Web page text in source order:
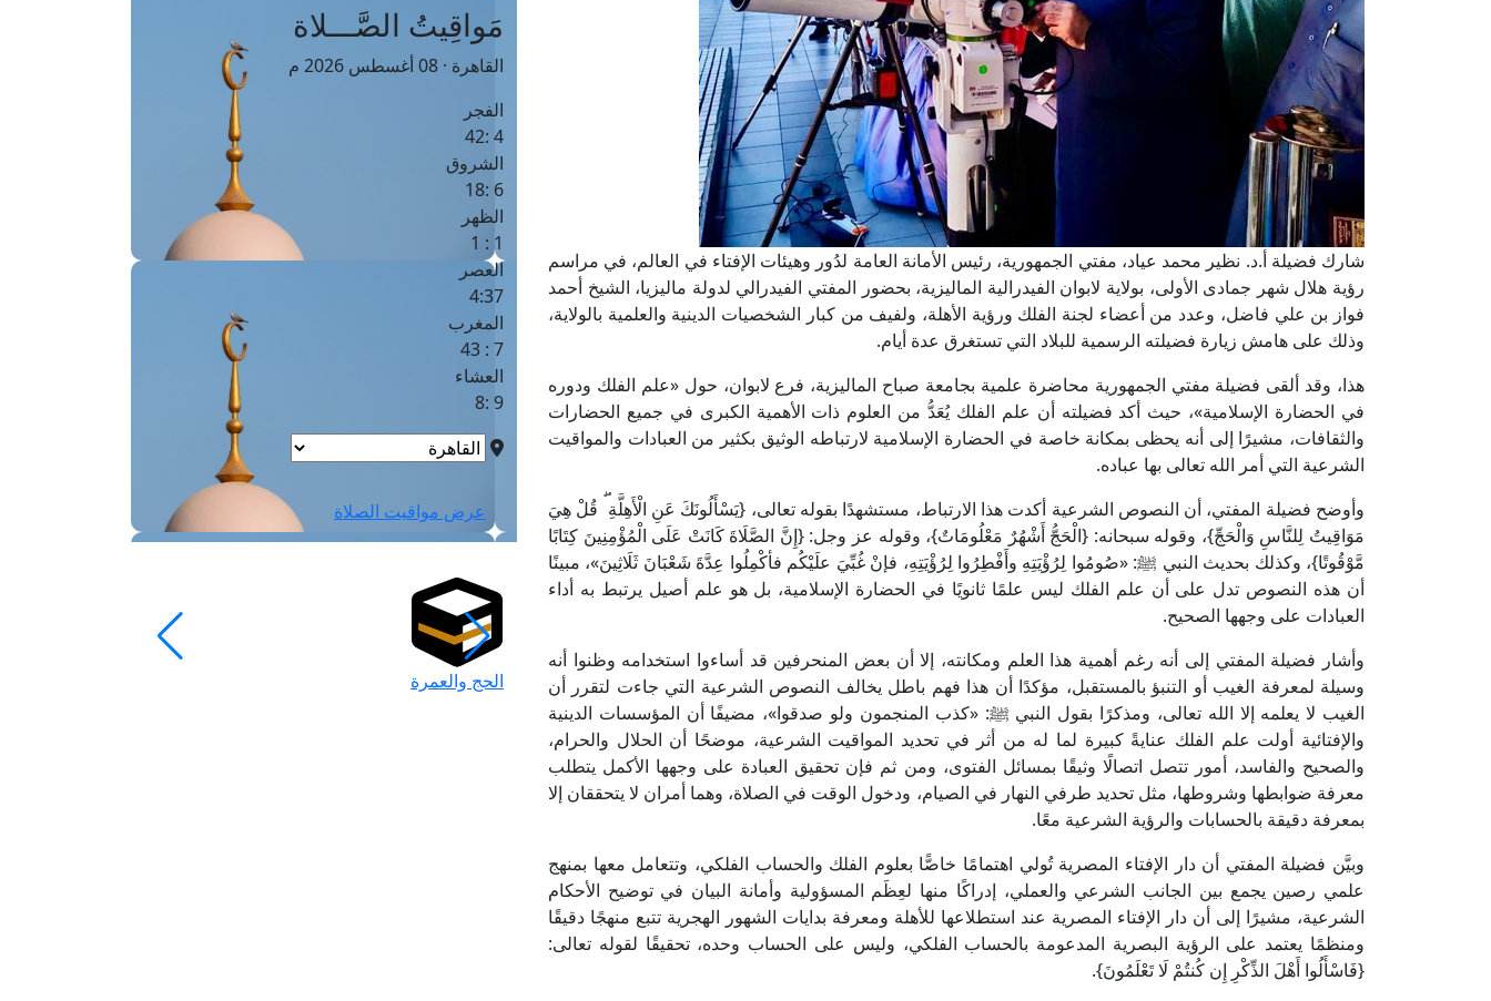
شارك فضيلة أ.د. نظير محمد عياد، مفتي الجمهورية، رئيس الأمانة العامة لدُور وهيئات الإفتاء في العالم، في مراسم
رؤية هلال شهر جمادى الأولى، بولاية لابوان الفيدرالية الماليزية، بحضور المفتي الفيدرالي لدولة ماليزيا، الشيخ أحمد
فواز بن علي فاضل، وعدد من أعضاء لجنة الفلك ورؤية الأهلة، ولفيف من كبار الشخصيات الدينية والعلمية بالولاية،
وذلك على هامش زيارة فضيلته الرسمية للبلاد التي تستغرق عدة أيام.
هذا، وقد ألقى فضيلة مفتي الجمهورية محاضرة علمية بجامعة صباح الماليزية، فرع لابوان، حول «علم الفلك ودوره
في الحضارة الإسلامية»، حيث أكد فضيلته أن علم الفلك يُعَدُّ من العلوم ذات الأهمية الكبرى في جميع الحضارات
والثقافات، مشيرًا إلى أنه يحظى بمكانة خاصة في الحضارة الإسلامية لارتباطه الوثيق بكثير من العبادات والمواقيت
الشرعية التي أمر الله تعالى بها عباده.
وأوضح فضيلة المفتي، أن النصوص الشرعية أكدت هذا الارتباط، مستشهدًا بقوله تعالى، {يَسْأَلُونَكَ عَنِ الْأَهِلَّةِ ۖ قُلْ هِيَ
مَوَاقِيتُ لِلنَّاسِ وَالْحَجِّ}، وقوله سبحانه: {الْحَجُّ أَشْهُرٌ مَعْلُومَاتٌ}، وقوله عز وجل: {إِنَّ الصَّلَاةَ كَانَتْ عَلَى الْمُؤْمِنِينَ كِتَابًا
مَّوْقُوتًا}، وكذلك بحديث النبي ﷺ: «صُومُوا لِرُؤْيَتِهِ وأَفْطِرُوا لِرُؤْيَتِهِ، فإنْ غُبِّيَ علَيْكُم فأكْمِلُوا عِدَّةَ شَعْبَانَ ثَلَاثِينَ»، مبينًا
أن هذه النصوص تدل على أن علم الفلك ليس علمًا ثانويًا في الحضارة الإسلامية، بل هو علم أصيل يرتبط به أداء
العبادات على وجهها الصحيح.
وأشار فضيلة المفتي إلى أنه رغم أهمية هذا العلم ومكانته، إلا أن بعض المنحرفين قد أساءوا استخدامه وظنوا أنه
وسيلة لمعرفة الغيب أو التنبؤ بالمستقبل، مؤكدًا أن هذا فهم باطل يخالف النصوص الشرعية التي جاءت لتقرر أن
الغيب لا يعلمه إلا الله تعالى، ومذكرًا بقول النبي ﷺ: «كذب المنجمون ولو صدقوا»، مضيفًا أن المؤسسات الدينية
والإفتائية أولت علم الفلك عنايةً كبيرة لما له من أثر في تحديد المواقيت الشرعية، موضحًا أن الحلال والحرام،
والصحيح والفاسد، أمور تتصل اتصالًا وثيقًا بمسائل الفتوى، ومن ثم فإن تحقيق العبادة على وجهها الأكمل يتطلب
معرفة ضوابطها وشروطها، مثل تحديد طرفي النهار في الصيام، ودخول الوقت في الصلاة، وهما أمران لا يتحققان إلا
بمعرفة دقيقة بالحسابات والرؤية الشرعية معًا.
وبيَّن فضيلة المفتي أن دار الإفتاء المصرية تُولي اهتمامًا خاصًّا بعلوم الفلك والحساب الفلكي، وتتعامل معها بمنهج
علمي رصين يجمع بين الجانب الشرعي والعملي، إدراكًا منها لعِظَم المسؤولية وأمانة البيان في توضيح الأحكام
الشرعية، مشيرًا إلى أن دار الإفتاء المصرية عند استطلاعها للأهلة ومعرفة بدايات الشهور الهجرية تتبع منهجًا دقيقًا
ومنظمًا يعتمد على الرؤية البصرية المدعومة بالحساب الفلكي، وليس على الحساب وحده، تحقيقًا لقوله تعالى:
{فَاسْأَلُوا أَهْلَ الذِّكْرِ إِن كُنتُمْ لَا تَعْلَمُونَ}.
مَواقِيتُ الصَّـــلاة
القاهرة · 08 أغسطس 2026 م
الفجر
4 :42
الشروق
6 :18
الظهر
1 : 1
العصر
4:37
المغرب
7 : 43
العشاء
9 :8
عرض مواقيت الصلاة
الحج والعمرة